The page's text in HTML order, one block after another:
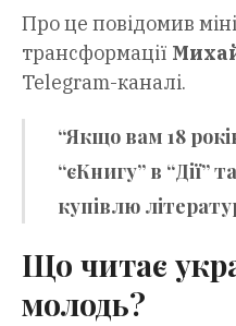
Про це повідомив
трансформації
Telegram-каналі.
“Якщо вам 18
“єКнигу” в “Дії”
купівлю
Що читає
молодь?